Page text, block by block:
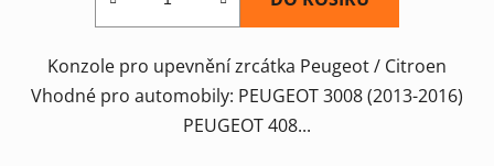
Konzole pro upevnění zrcátka Peugeot / Citroen
Vhodné pro automobily: PEUGEOT 3008 (2013-2016)
PEUGEOT 408...